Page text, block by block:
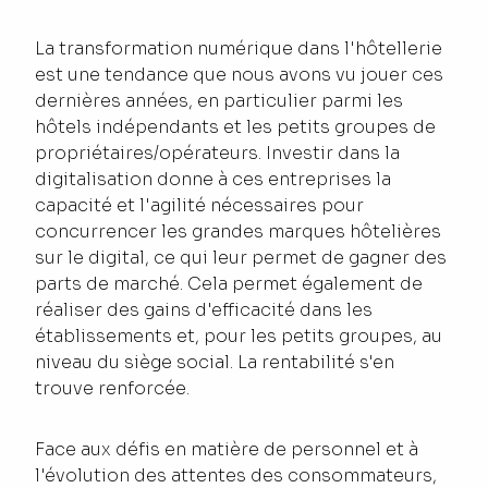
La transformation numérique dans l'hôtellerie
est une tendance que nous avons vu jouer ces
dernières années, en particulier parmi les
hôtels indépendants et les petits groupes de
propriétaires/opérateurs. Investir dans la
digitalisation donne à ces entreprises la
capacité et l'agilité nécessaires pour
concurrencer les grandes marques hôtelières
sur le digital, ce qui leur permet de gagner des
parts de marché. Cela permet également de
réaliser des gains d'efficacité dans les
établissements et, pour les petits groupes, au
niveau du siège social. La rentabilité s'en
trouve renforcée.
Face aux défis en matière de personnel et à
l'évolution des attentes des consommateurs,